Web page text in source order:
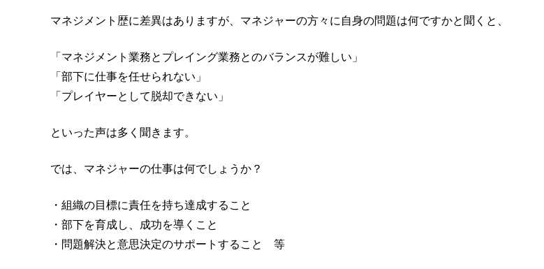
マネジメント歴に差異はありますが、マネジャーの方々に自身の問題は何ですかと聞くと、
「マネジメント業務とプレイング業務とのバランスが難しい」
「部下に仕事を任せられない」
「プレイヤーとして脱却できない」
といった声は多く聞きます。
では、マネジャーの仕事は何でしょうか？
・組織の目標に責任を持ち達成すること
・部下を育成し、成功を導くこと
・問題解決と意思決定のサポートすること 等